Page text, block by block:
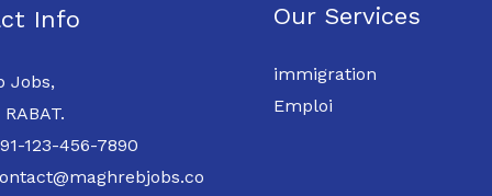
Info
Jobs,
123-456-7890
Our Services
immigration
Emploi